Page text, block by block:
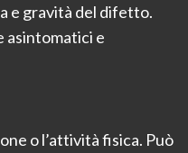
e gravità del difetto.
asintomatici e
o l’attività fisica. Può